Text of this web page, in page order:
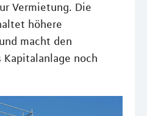
Vermietung. Die
höhere
macht den
Kapitalanlage noch